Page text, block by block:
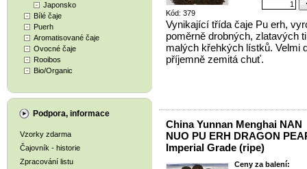
Japonsko
Bílé čaje
Puerh
Aromatisované čaje
Ovocné čaje
Rooibos
Bio/Organic
Podpora, informace
Vzorky zdarma
Čajovník - historie
Zpracování listu
Kód: 379
Vynikající třída čaje Pu erh,
poměrně drobných, zlatavých
malých křehkých lístků. Velmi
příjemně zemitá chuť.
China Yunnan Menghai NAN
NUO PU ERH DRAGON
Imperial Grade (ripe)
Ceny za balení: